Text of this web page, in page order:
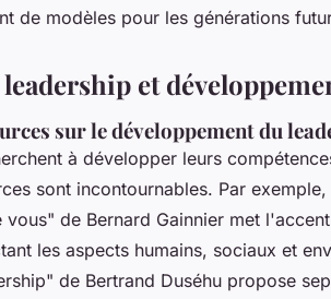
de modèles pour les générations
et
sur le développement du
à développer leurs
sont incontournables. Par exemple,
vous" de Bernard Gainnier met
les aspects humains, sociaux et
de Bertrand Duséhu propose